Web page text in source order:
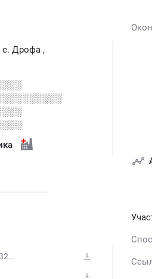
с. Дрофа ,
Протокол вскрытия конвертов Извещение 31603239607